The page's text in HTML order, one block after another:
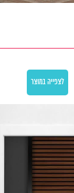
לצפייה במוצר